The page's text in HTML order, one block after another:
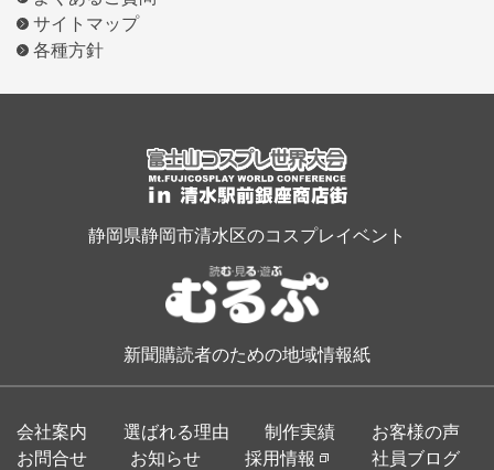
サイトマップ
各種方針
静岡県静岡市清水区のコスプレイベント
新聞購読者のための地域情報紙
会社案内 選ばれる理由 制作実績
お客様の声
お問合せ
お知らせ 採用情報
社員ブログ